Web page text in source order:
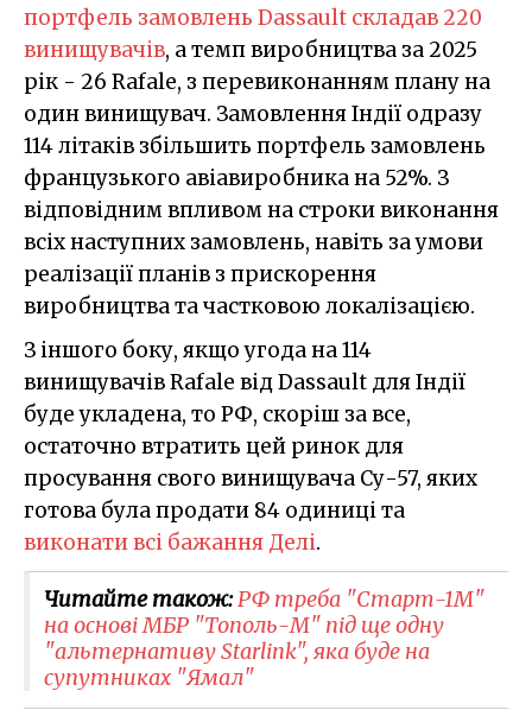
портфель замовлень Dassault складав 220
винищувачів, а темп виробництва за 2025
рік - 26 Rafale, з перевиконанням плану на
один винищувач. Замовлення Індії одразу
114 літаків збільшить портфель замовлень
французького авіавиробника на 52%. З
відповідним впливом на строки виконання
всіх наступних замовлень, навіть за умови
реалізації планів з прискорення
виробництва та частковою локалізацією.
З іншого боку, якщо угода на 114
винищувачів Rafale від Dassault для Індії
буде укладена, то РФ, скоріш за все,
остаточно втратить цей ринок для
просування свого винищувача Су-57, яких
готова була продати 84 одиниці та
виконати всі бажання Делі.
Читайте також:РФ треба "Старт-1М"
на основі МБР "Тополь-М" під ще одну
"альтернативу Starlink", яка буде на
супутниках "Ямал"